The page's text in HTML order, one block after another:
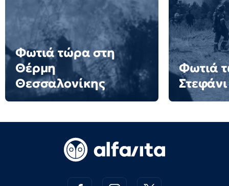
Φωτιά τώρα στη
Θέρμη
Θεσσαλονίκης
Φωτιά